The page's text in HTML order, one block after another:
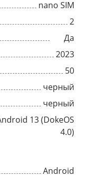
nano SIM
2
Да
2023
50
черный
черный
13 (DokeOS
4.0)
Android